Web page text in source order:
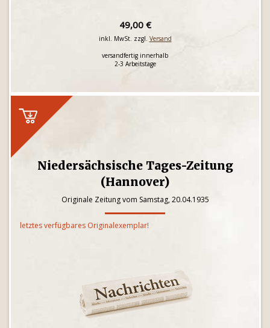
49,00 €
inkl. MwSt. zzgl. Versand
versandfertig innerhalb
2-3 Arbeitstage
Niedersächsische Tages-Zeitung
(Hannover)
Originale Zeitung vom Samstag, 20.04.1935
letztes verfügbares Originalexemplar!